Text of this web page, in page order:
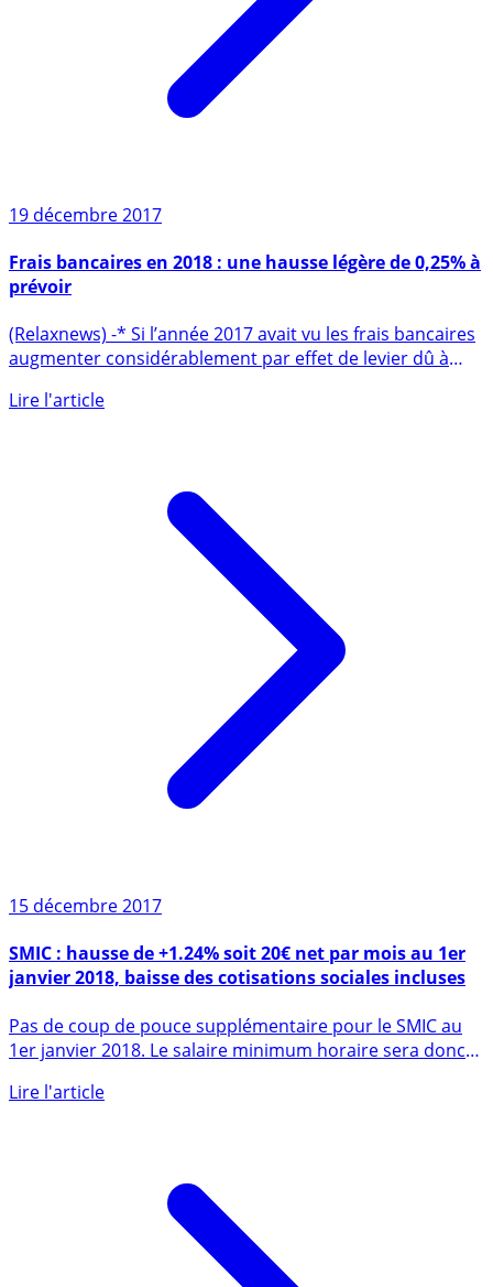
19 décembre 2017
prévoir
augmenter considérablement par effet de levier dû à
15 décembre 2017
janvier 2018, baisse des cotisations sociales incluses
Pas de coup de pouce supplémentaire pour le SMIC au
1er janvier 2018. Le salaire minimum horaire sera donc